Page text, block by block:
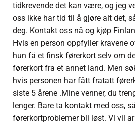
tidkrevende det kan være, og jeg
oss ikke har tid til å gjøre alt det,
deg. Kontakt oss nå og kjøp
Hvis en person oppfyller kravene
hun få et finsk førerkort selv om
førerkort fra et annet land. Men
hvis personen har fått fratatt
siste 5 årene .Mine venner, du
lenger. Bare ta kontakt med oss,
førerkortproblemer bli løst. Vi vil